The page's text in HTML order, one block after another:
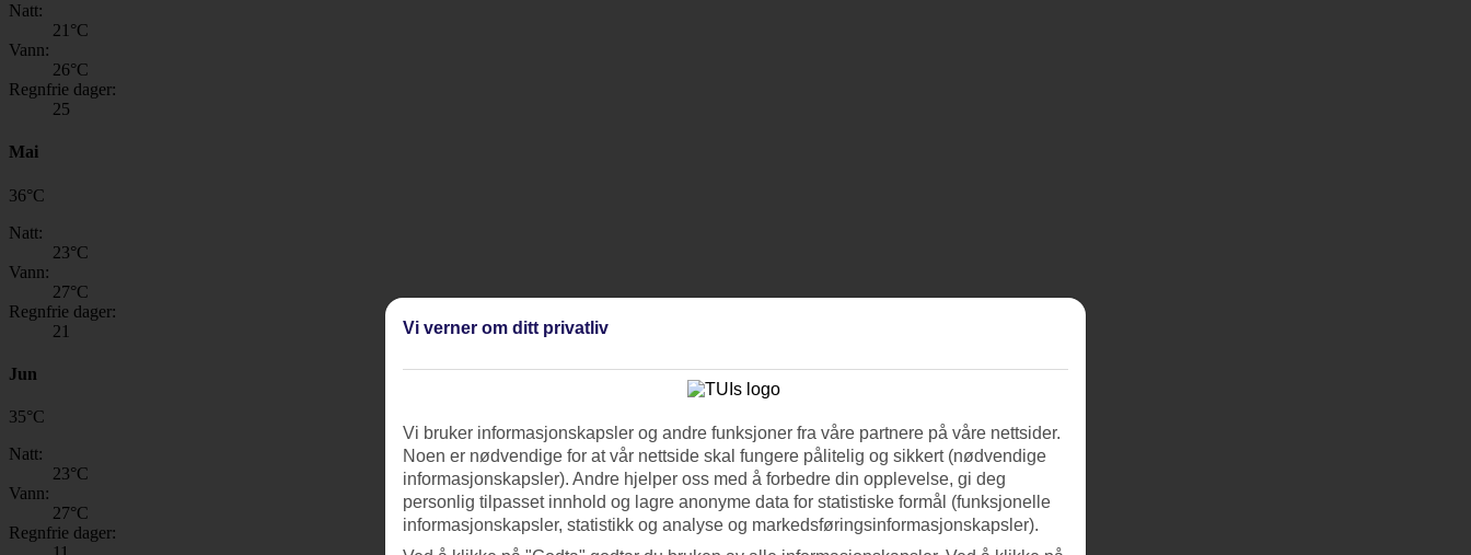
Natt:
21 °C
Vann:
26°C
Regnfrie dager:
25
Mai
36°C
Natt:
23°C
Vann:
27°C
Regnfrie dager:
21
Jun
35°C
Natt:
23°C
Vann:
27°C
Regnfrie dager:
Vi verner om ditt privatliv
Vi bruker informasjonskapsler og andre funksjoner fra våre partnere på våre nettsider.
Noen er nødvendige for at vår nettside skal fungere pålitelig og sikkert (nødvendige
informasjonskapsler). Andre hjelper oss med å forbedre din opplevelse, gi deg
personlig tilpasset innhold og lagre anonyme data for statistiske formål (funksjonelle
informasjonskapsler, statistikk og analyse og markedsføringsinformasjonskapsler).